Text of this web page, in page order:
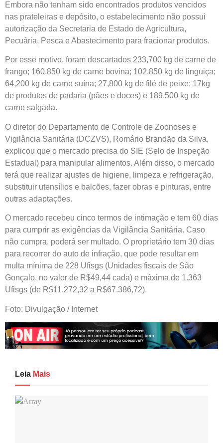
Embora não tenham sido encontrados produtos vencidos
nas prateleiras e depósito, o estabelecimento não possui
autorização da Secretaria de Estado de Agricultura,
Pecuária, Pesca e Abastecimento para fracionar produtos.
Por esse motivo, foram descartados 233,700 kg de carne de
frango; 160,850 kg de carne bovina; 102,850 kg de linguiça;
64,200 kg de carne suína; 27,800 kg de filé de peixe; 17kg
de produtos de padaria (pães e doces) e 189,500 kg de
carne salgada.
O diretor do Departamento de Controle de Zoonoses e
Vigilância Sanitária (DCZVS), Romário Brandão da Silva,
explicou que o mercado precisa do SIE (Selo de Inspeção
Estadual) para manipular alimentos. Além disso, o mercado
terá que realizar ajustes de higiene, limpeza e refrigeração,
substituir utensílios e balcões, fazer obras e pinturas, entre
outras adaptações.
O mercado recebeu cinco termos de intimação e tem 60 dias
para cumprir as exigências da Vigilância Sanitária. Caso
não cumpra, poderá ser multado. O proprietário tem 30 dias
para recorrer do auto de infração, que pode resultar em
multa mínima de 228 Ufisgs (Unidades fiscais de São
Gonçalo, no valor de R$49,44 cada) e máxima de 1.363
Ufisgs (de R$11.272,32 a R$67.386,72).
Foto: Divulgação / Internet
Leia Mais